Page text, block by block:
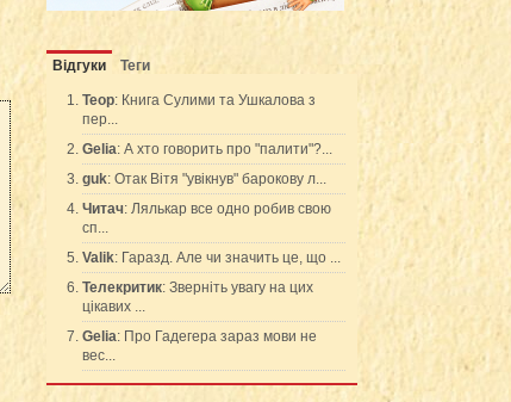
Відгуки Теги
Teop: Книга Сулими та Ушкалова з
пер...
Gelia: А хто говорить про "палити"?...
guk: Отак Вітя "увікнув" барокову л...
Читач: Лялькар все одно робив свою
сп...
Valik: Гаразд. Але чи значить це, що ...
Телекритик: Зверніть увагу на цих
цікавих ...
Gelia: Про Гадегера зараз мови не
вес...